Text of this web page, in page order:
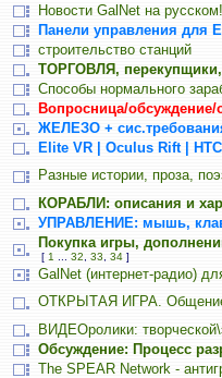
Новости GalNet на русском!
Панели управления для
строительство станций
ТОРГОВЛЯ,
Способы нормального
Вопросница/
ЖЕЛЕЗО +
Elite VR | Oculus Rift |
Разные истории, проза,
КОРАБЛИ: описания и
УПРАВЛЕНИЕ: мышь,
Покупка игры,
[ 1 32 33 34 ]
GalNet (интернет-радио)
ОТКРЫТАЯ ИГРА.
ВИДЕОролики:
Обсуждение: Процесс
The SPEAR Network -